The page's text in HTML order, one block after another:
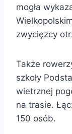
mogła
zwycięzcy
Także
szkoły
wietrznej
na trasie.
150 osób.